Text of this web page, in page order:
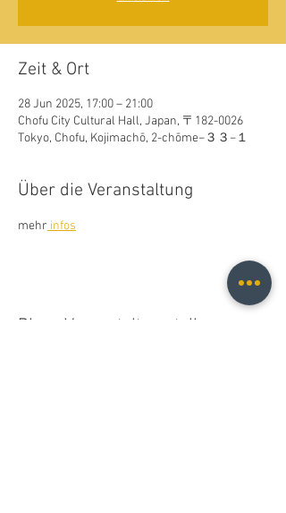
Zeit & Ort
28 Jun 2025, 17:00 – 21:00
Chofu City Cultural Hall, Japan, 〒182-0026
Tokyo, Chofu, Kojimachō, 2-chōme−３３−１
Über die Veranstaltung
mehr infos
Diese Veranstaltung teilen